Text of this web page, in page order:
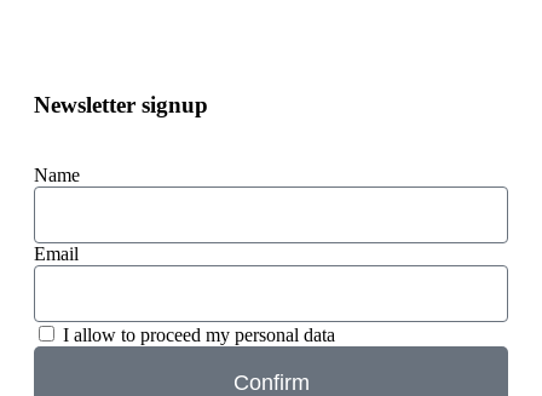
Newsletter signup
Name
Email
I allow to proceed my personal data
Confirm